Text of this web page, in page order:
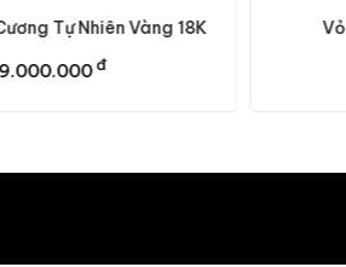
Vỏ Vòng Tay Kim Cương V15